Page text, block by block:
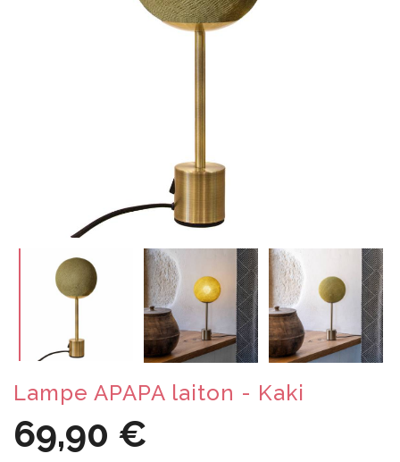
Lampe APAPA laiton - Kaki
69,90 €